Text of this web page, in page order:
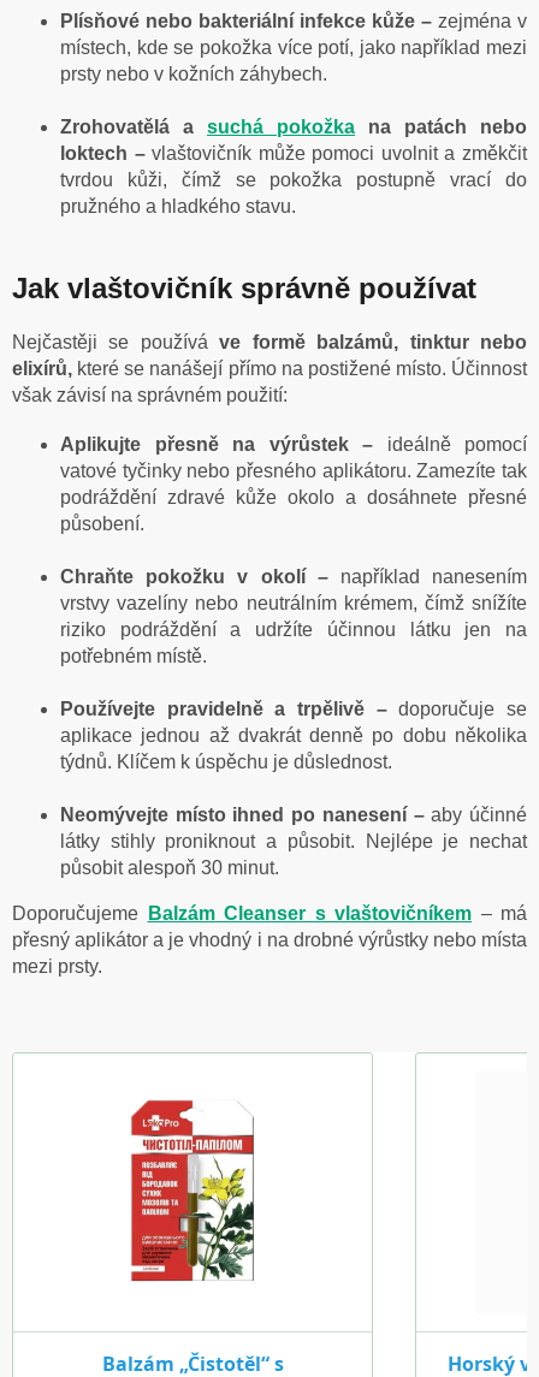
Plísňové nebo bakteriální infekce kůže – zejména v
místech, kde se pokožka více potí, jako například mezi
prsty nebo v kožních záhybech.
Zrohovatělá a suchá pokožka na patách nebo
loktech –vlaštovičník může pomoci uvolnit a změkčit
tvrdou kůži, čímž se pokožka postupně vrací do
pružného a hladkého stavu.
Jak vlaštovičník správně používat
Nejčastěji se používáve formě balzámů, tinktur nebo
elixírů, které se nanášejí přímo na postižené místo. Účinnost
však závisí na správném použití:
Aplikujte přesně na výrůstek – ideálně pomocí
vatové tyčinky nebo přesného aplikátoru. Zamezíte tak
podráždění zdravé kůže okolo a dosáhnete přesné
působení.
Chraňte pokožku v okolí – například nanesením
vrstvy vazelíny nebo neutrálním krémem, čímž snížíte
riziko podráždění a udržíte účinnou látku jen na
potřebném místě.
Používejte pravidelně a trpělivě –doporučuje se
aplikace jednou až dvakrát denně po dobu několika
týdnů. Klíčem k úspěchu je důslednost.
Neomývejte místo ihned po nanesení –aby účinné
látky stihly proniknout a působit. Nejlépe je nechat
působit alespoň 30 minut.
Doporučujeme Balzám Cleanser s vlaštovičníkem – má
přesný aplikátor a je vhodný i na drobné výrůstky nebo místa
mezi prsty.